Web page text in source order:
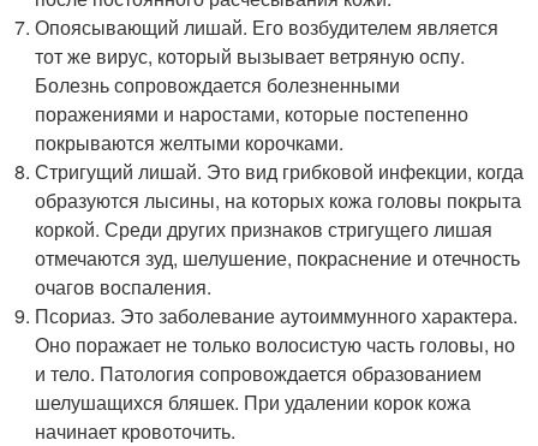
Опоясывающий лишай. Его возбудителем является
тот же вирус, который вызывает ветряную оспу.
Болезнь сопровождается болезненными
поражениями и наростами, которые постепенно
покрываются желтыми корочками.
Стригущий лишай. Это вид грибковой инфекции, когда
образуются лысины, на которых кожа головы покрыта
коркой. Среди других признаков стригущего лишая
отмечаются зуд, шелушение, покраснение и отечность
очагов воспаления.
Псориаз. Это заболевание аутоиммунного характера.
Оно поражает не только волосистую часть головы, но
и тело. Патология сопровождается образованием
шелушащихся бляшек. При удалении корок кожа
начинает кровоточить.